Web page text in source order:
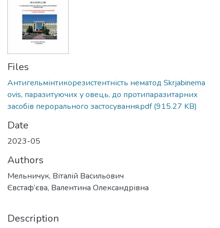
Files
Антигельмінтикорезистентність нематод Skrjabinema
ovis, паразитуючих у овець, до протипаразитарних
засобів перорального застосування.pdf(915.27 KB)
Date
2023-05
Authors
Мельничук, Віталій Васильович
Євстаф’єва, Валентина Олександрівна
Description